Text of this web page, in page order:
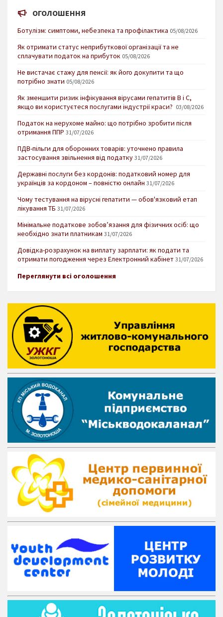
ОГОЛОШЕННЯ
Ботулізм: симптоми, небезпека та профілактика 05/08/2026
Як отримати статус неприбуткової організації та не
сплачувати податок на прибуток 05/08/2026
Не вистачає стажу для пенсії: як його докупити та що
потрібно знати 05/08/2026
Як зменшити ризик інфікування вірусами гепатитів В і С,
якщо ви користуєтеся послугами індустрії краси? 03/08/2026
Податок на нерухоме майно: що потрібно зробити після
отримання ППР 31/07/2026
ПДВ-пільги для оборонних товарів: уточнено правила
застосування звільнення від податку 31/07/2026
Державні послуги без кордонів: податковий номер для
українців за кордоном – повністю онлайн 31/07/2026
Чому тестування на вірусні гепатити — обов'язковий етап
лікування ТБ 31/07/2026
Мінімальне податкове зобов’язання для фізичних осіб: що
необхідно знати платникам 31/07/2026
Довідка-розрахунок на виплату зарплати: як подати та
отримати погодження через Електронний кабінет 31/07/2026
Переглянути всі оголошення